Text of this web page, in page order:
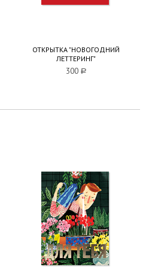
ОТКРЫТКА "НОВОГОДНИЙ
ЛЕТТЕРИНГ"
300 a